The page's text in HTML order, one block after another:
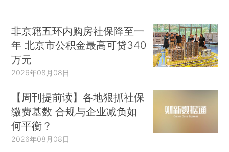
非京籍五环内购房社保降至一
年 北京市公积金最高可贷340
万元
2026年08月08日
【周刊提前读】各地狠抓社保
缴费基数 合规与企业减负如
何平衡？
2026年08月08日